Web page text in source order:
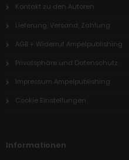
Kontakt zu den Autoren
Lieferung, Versand, Zahlung
AGB + Widerruf Ampelpublishing
Privatsphäre und Datenschutz
Impressum Ampelpublishing
Cookie Einstellungen
Informationen